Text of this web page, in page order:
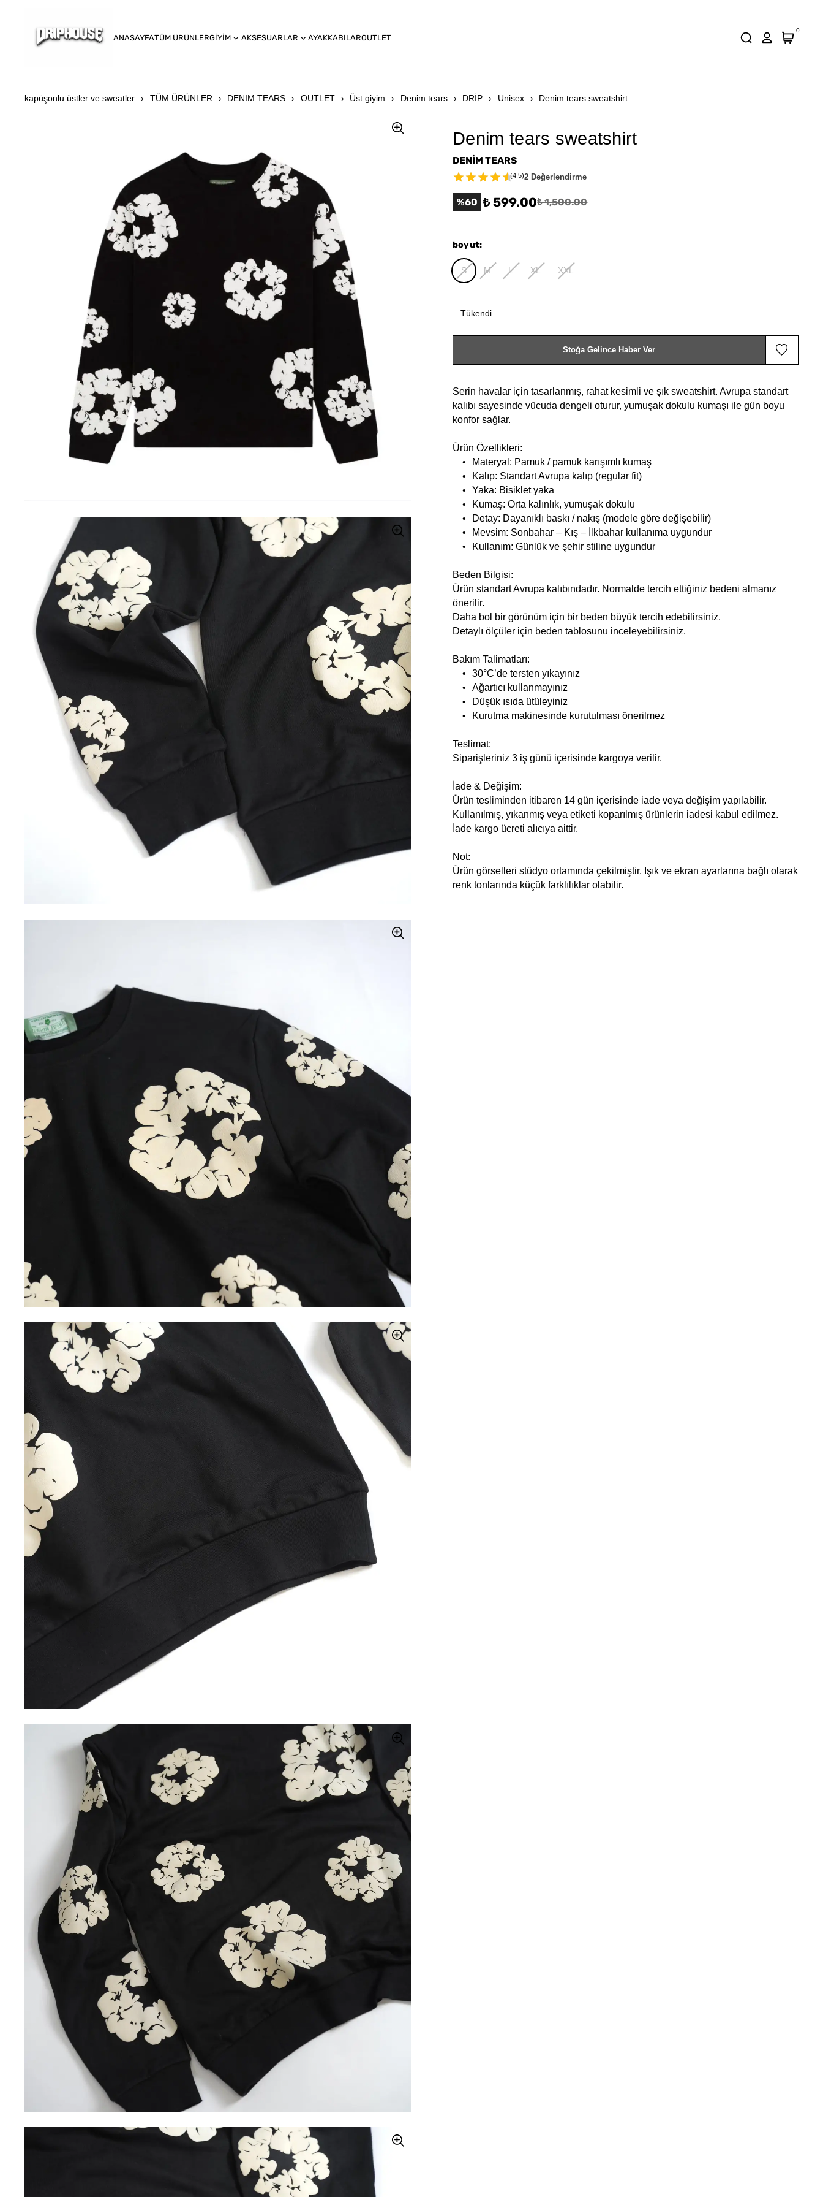
ANASAYFATÜM ÜRÜNLERGİYİM AKSESUARLAR AYAKKABILAROUTLET
0
kapüşonlu üstler ve sweatler TÜM ÜRÜNLER DENIM TEARS OUTLET Üst giyim Denim tears DRİP Unisex Denim tears sweatshirt
Denim tears sweatshirt
DENİM TEARS
(4.5)2 Değerlendirme
%60 ₺ 599.00₺ 1,500.00
Serin havalar için tasarlanmış, rahat kesimli ve şık sweatshirt. Avrupa standart
kalıbı sayesinde vücuda dengeli oturur, yumuşak dokulu kumaşı ile gün boyu
konfor sağlar.
Ürün Özellikleri:
•
Materyal: Pamuk / pamuk karışımlı kumaş
•
Kalıp: Standart Avrupa kalıp (regular fit)
•
Yaka: Bisiklet yaka
•
Kumaş: Orta kalınlık, yumuşak dokulu
•
Detay: Dayanıklı baskı / nakış (modele göre değişebilir)
•
Mevsim: Sonbahar – Kış – İlkbahar kullanıma uygundur
•
Kullanım: Günlük ve şehir stiline uygundur
Beden Bilgisi:
Ürün standart Avrupa kalıbındadır. Normalde tercih ettiğiniz bedeni almanız
önerilir.
Daha bol bir görünüm için bir beden büyük tercih edebilirsiniz.
Detaylı ölçüler için beden tablosunu inceleyebilirsiniz.
Bakım Talimatları:
•
30°C’de tersten yıkayınız
•
Ağartıcı kullanmayınız
•
Düşük ısıda ütüleyiniz
•
Kurutma makinesinde kurutulması önerilmez
Teslimat:
Siparişleriniz 3 iş günü içerisinde kargoya verilir.
İade & Değişim:
Ürün tesliminden itibaren 14 gün içerisinde iade veya değişim yapılabilir.
Kullanılmış, yıkanmış veya etiketi koparılmış ürünlerin iadesi kabul edilmez.
İade kargo ücreti alıcıya aittir.
Not:
Ürün görselleri stüdyo ortamında çekilmiştir. Işık ve ekran ayarlarına bağlı olarak
renk tonlarında küçük farklılıklar olabilir.
boyut:
S M L XL XXL
Tükendi
Stoğa Gelince Haber Ver